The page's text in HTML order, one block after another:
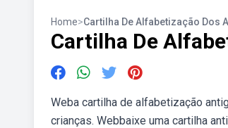
Home>Cartilha De Alfabetização Dos
Cartilha De
Weba cartilha de alfabetização
crianças. Webbaixe uma cartilha